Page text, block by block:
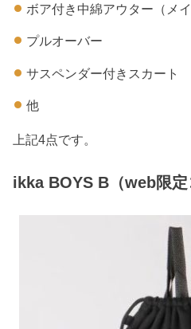
ボア付き中綿アウター（メ
プルオーバー
サスペンダー付きスカート
他
上記4点です。
ikka BOYS B（web限定